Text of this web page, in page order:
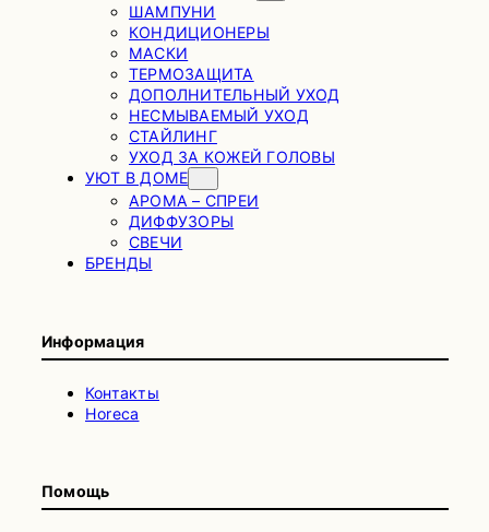
ШАМПУНИ
КОНДИЦИОНЕРЫ
МАСКИ
ТЕРМОЗАЩИТА
ДОПОЛНИТЕЛЬНЫЙ УХОД
НЕСМЫВАЕМЫЙ УХОД
СТАЙЛИНГ
УХОД ЗА КОЖЕЙ ГОЛОВЫ
УЮТ В ДОМЕ
АРОМА – СПРЕИ
ДИФФУЗОРЫ
СВЕЧИ
БРЕНДЫ
Информация
Контакты
Horeca
Помощь